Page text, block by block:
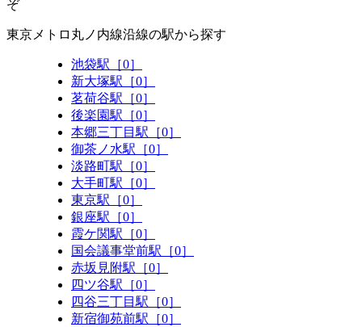
ぞ
東京メトロ丸ノ内線沿線の駅から探す
池袋駅［0］
新大塚駅［0］
茗荷谷駅［0］
後楽園駅［0］
本郷三丁目駅［0］
御茶ノ水駅［0］
淡路町駅［0］
大手町駅［0］
東京駅［0］
銀座駅［0］
霞ケ関駅［0］
国会議事堂前駅［0］
赤坂見附駅［0］
四ツ谷駅［0］
四谷三丁目駅［0］
新宿御苑前駅［0］